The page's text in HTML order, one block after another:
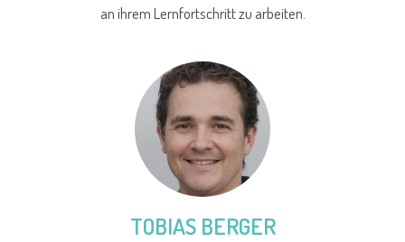
an ihrem Lernfortschritt zu arbeiten.
TOBIAS BERGER